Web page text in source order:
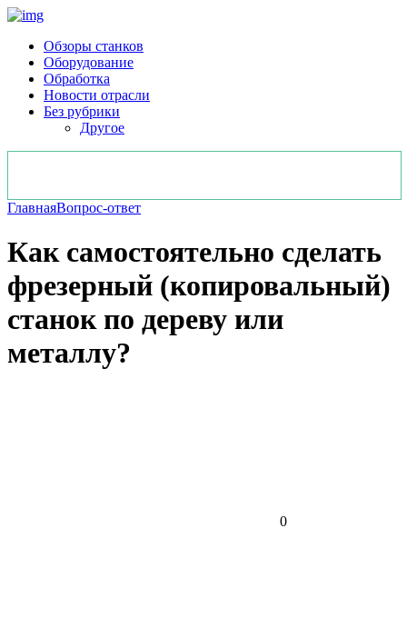
Обзоры станков
Оборудование
Обработка
Новости отрасли
Без рубрики
Другое
ГлавнаяВопрос-ответ
Как самостоятельно сделать
фрезерный (копировальный)
станок по дереву или
металлу?
0